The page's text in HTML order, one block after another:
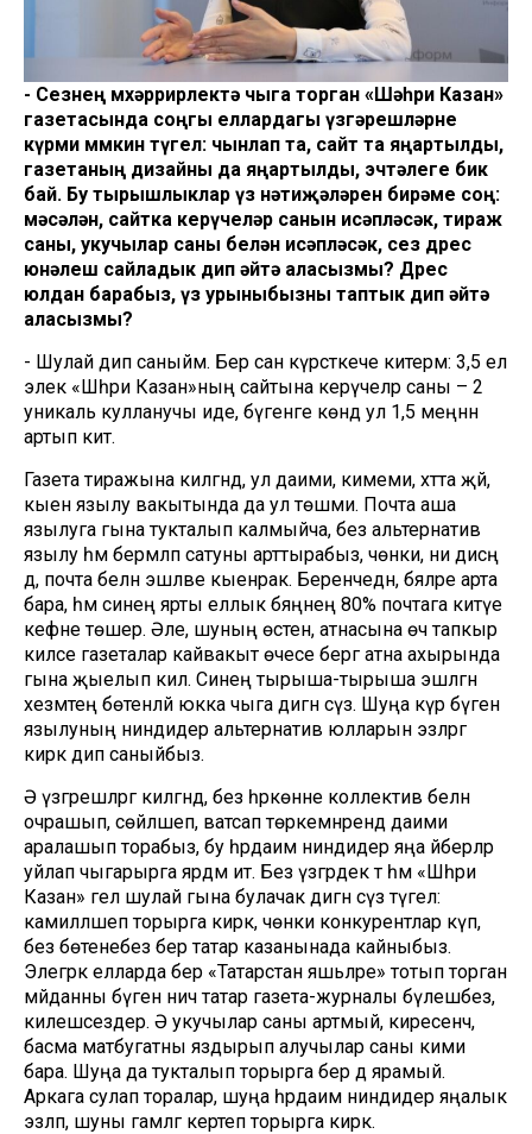
- Сезнең мөхәррирлектә чыга торган «Шәһри Казан»
газетасында соңгы еллардагы үзгәрешләрне
күрми мөмкин түгел: чынлап та, сайт та яңартылды,
газетаның дизайны да яңартылды, эчтәлеге бик
бай. Бу тырышлыклар үз нәтиҗәләрен бирәме соң:
мәсәлән, сайтка керүчеләр санын исәпләсәк, тираж
саны, укучылар саны белән исәпләсәк, сез дөрес
юнәлеш сайладык дип әйтә аласызмы? Дөрес
юлдан барабыз, үз урыныбызны таптык дип әйтә
аласызмы?
- Шулай дип саныйм. Бер сан күрсәткече китерәм: 3,5 ел
элек «Шәһри Казан»ның сайтына керүчеләр саны – 2
уникаль кулланучы иде, бүгенге көндә ул 1,5 меңнән
артып китә.
Газета тиражына килгәндә, ул даими, кимеми, хәтта җәй,
кыен язылу вакытында да ул төшми. Почта аша
язылуга гына тукталып калмыйча, без альтернатив
язылу һәм берәмләп сатуны арттырабыз, чөнки, ни дисәң
дә, почта белән эшләве кыенрак. Беренчедән, бәяләре арта
бара, һәм синең ярты еллык бәяңнең 80% почтага китүе
кәефне төшерә. Әле, шуның өстенә, атнасына өч тапкыр
киләсе газеталар кайвакыт өчесе бергә атна ахырында
гына җыелып килә. Синең тырыша-тырыша эшләгән
хезмәтең бөтенләй юкка чыга дигән сүз. Шуңа күрә бүген
язылуның ниндидер альтернатив юлларын эзләргә
кирәк дип саныйбыз.
Ә үзгәрешләргә килгәндә, без һәркөнне коллектив белән
очрашып, сөйләшеп, ватсап төркемнәрендә даими
аралашып торабыз, бу һәрдаим ниндидер яңа әйберләр
уйлап чыгарырга ярдәм итә. Без үзгәрдек тә һәм «Шәһри
Казан» гел шулай гына булачак дигән сүз түгел:
камилләшеп торырга кирәк, чөнки конкурентлар күп,
без бөтенебез бер татар казанынада кайныбыз.
Элегрәк елларда бер «Татарстан яшьләре» тотып торган
мәйданны бүген ничә татар газета-журналы бүлешәбез,
килешәсездер. Ә укучылар саны артмый, киресенчә,
басма матбугатны яздырып алучылар саны кими
бара. Шуңа да тукталып торырга бер дә ярамый.
Аркага сулап торалар, шуңа һәрдаим ниндидер яңалык
эзләп, шуны гамәлгә кертеп торырга кирәк.